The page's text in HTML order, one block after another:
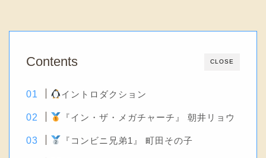
CLOSE
Contents
イントロダクション
『イン・ザ・メガチャーチ』 朝井リョウ
『コンビニ兄弟1』 町田その子